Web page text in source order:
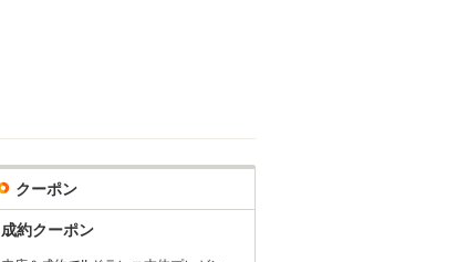
クーポン
成約クーポン